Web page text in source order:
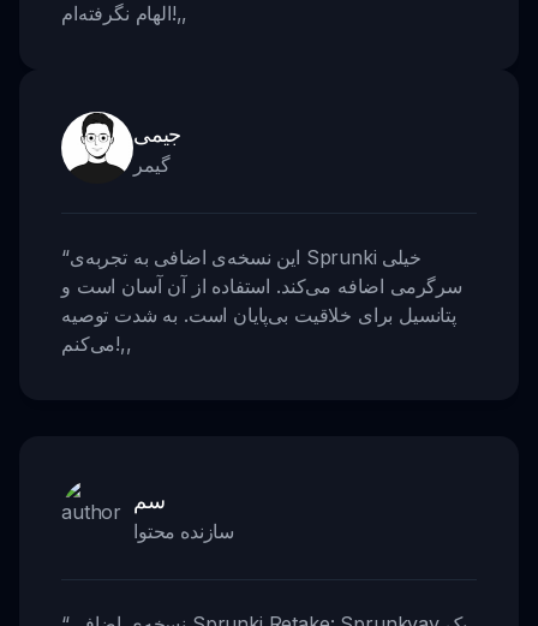
الهام نگرفته‌ام!,,
جیمی
گیمر
“این نسخه‌ی اضافی به تجربه‌ی Sprunki خیلی
سرگرمی اضافه می‌کند. استفاده از آن آسان است و
پتانسیل برای خلاقیت بی‌پایان است. به شدت توصیه
می‌کنم!,,
سم
سازنده محتوا